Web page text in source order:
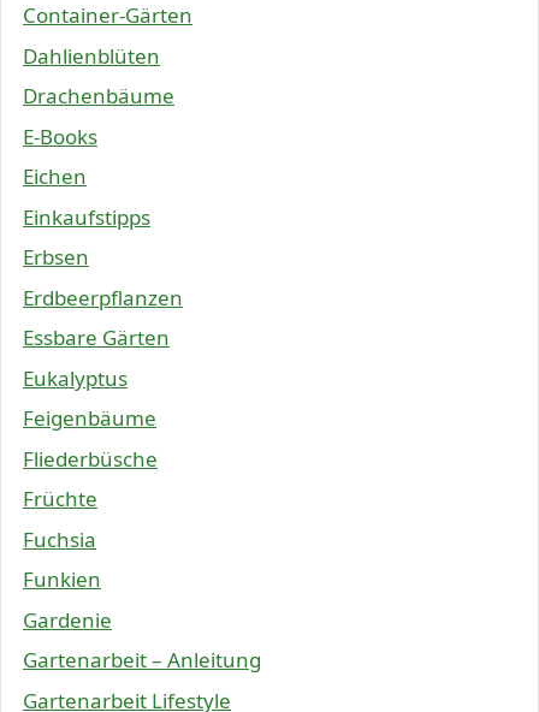
Container-Gärten
Dahlienblüten
Drachenbäume
E-Books
Eichen
Einkaufstipps
Erbsen
Erdbeerpflanzen
Essbare Gärten
Eukalyptus
Feigenbäume
Fliederbüsche
Früchte
Fuchsia
Funkien
Gardenie
Gartenarbeit – Anleitung
Gartenarbeit Lifestyle